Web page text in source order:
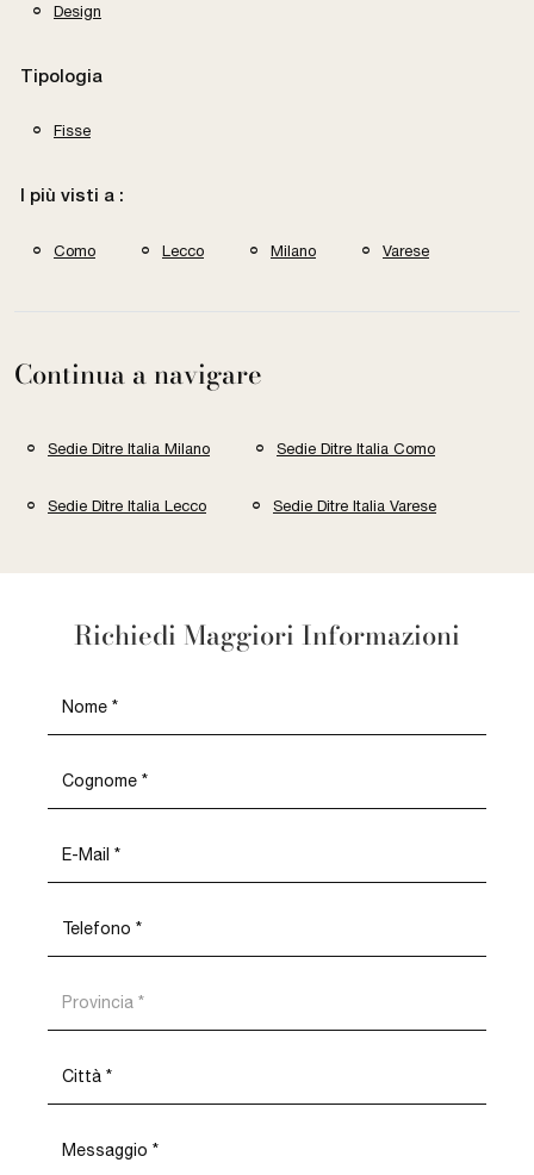
Design
Tipologia
Fisse
I più visti a :
Como Lecco Milano Varese
Continua a navigare
Sedie Ditre Italia Milano Sedie Ditre Italia Como
Sedie Ditre Italia Lecco Sedie Ditre Italia Varese
Richiedi Maggiori Informazioni